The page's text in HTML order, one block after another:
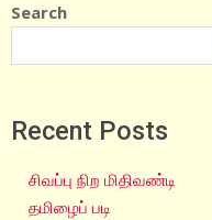
Search
Recent Posts
சிவப்பு நிற மிதிவண்டி
தமிழைப் படி